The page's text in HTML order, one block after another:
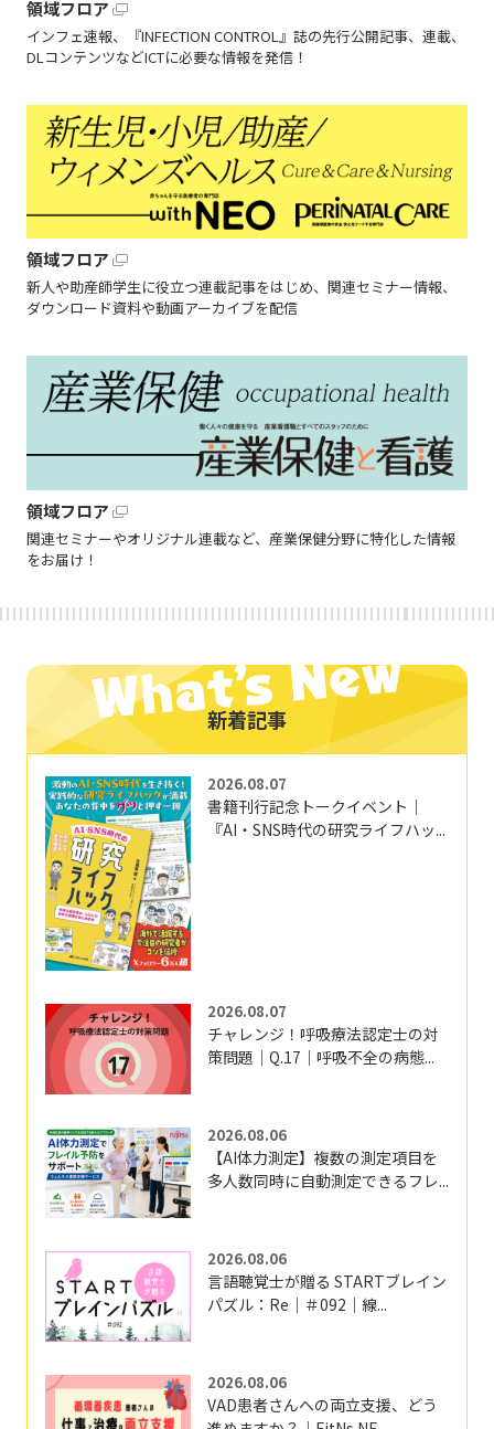
領域フロア
インフェ速報、『INFECTION CONTROL』誌の先行公開記事、連載、
DLコンテンツなどICTに必要な情報を発信！
領域フロア
新人や助産師学生に役立つ連載記事をはじめ、関連セミナー情報、
ダウンロード資料や動画アーカイブを配信
領域フロア
関連セミナーやオリジナル連載など、産業保健分野に特化した情報
をお届け！
新着記事
2026.08.07
書籍刊行記念トークイベント｜
『AI・SNS時代の研究ライフハッ...
2026.08.07
チャレンジ！呼吸療法認定士の対
策問題｜Q.17｜呼吸不全の病態...
2026.08.06
【AI体力測定】複数の測定項目を
多人数同時に自動測定できるフレ...
2026.08.06
言語聴覚士が贈る STARTブレイン
パズル：Re｜＃092｜線...
2026.08.06
VAD患者さんへの両立支援、どう